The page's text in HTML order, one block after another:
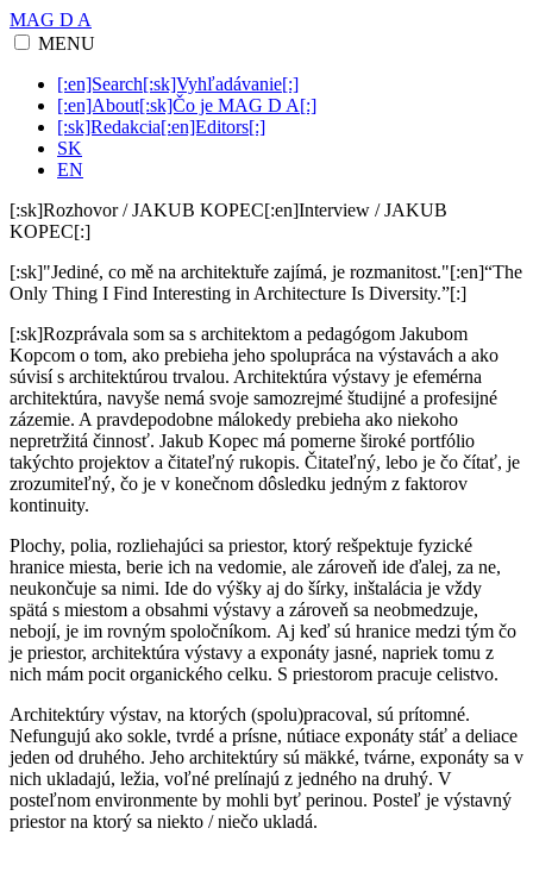
MAG D A
MENU
[:en]Search[:sk]Vyhľadávanie[:]
[:en]About[:sk]Čo je MAG D A[:]
[:sk]Redakcia[:en]Editors[:]
SK
EN
[:sk]Rozhovor / JAKUB KOPEC[:en]Interview / JAKUB
KOPEC[:]
[:sk]"Jediné, co mě na architektuře zajímá, je rozmanitost."[:en]“The
Only Thing I Find Interesting in Architecture Is Diversity.”[:]
[:sk]Rozprávala som sa s architektom a pedagógom Jakubom
Kopcom o tom, ako prebieha jeho spolupráca na výstavách a ako
súvisí s architektúrou trvalou. Architektúra výstavy je efemérna
architektúra, navyše nemá svoje samozrejmé študijné a profesijné
zázemie. A pravdepodobne málokedy prebieha ako niekoho
nepretržitá činnosť. Jakub Kopec má pomerne široké portfólio
takýchto projektov a čitateľný rukopis. Čitateľný, lebo je čo čítať, je
zrozumiteľný, čo je v konečnom dôsledku jedným z faktorov
kontinuity.
Plochy, polia, rozliehajúci sa priestor, ktorý rešpektuje fyzické
hranice miesta, berie ich na vedomie, ale zároveň ide ďalej, za ne,
neukončuje sa nimi. Ide do výšky aj do šírky, inštalácia je vždy
spätá s miestom a obsahmi výstavy a zároveň sa neobmedzuje,
nebojí, je im rovným spoločníkom. Aj keď sú hranice medzi tým čo
je priestor, architektúra výstavy a exponáty jasné, napriek tomu z
nich mám pocit organického celku. S priestorom pracuje celistvo.
Architektúry výstav, na ktorých (spolu)pracoval, sú prítomné.
Nefungujú ako sokle, tvrdé a prísne, nútiace exponáty stáť a deliace
jeden od druhého. Jeho architektúry sú mäkké, tvárne, exponáty sa v
nich ukladajú, ležia, voľné prelínajú z jedného na druhý. V
posteľnom environmente by mohli byť perinou. Posteľ je výstavný
priestor na ktorý sa niekto / niečo ukladá.